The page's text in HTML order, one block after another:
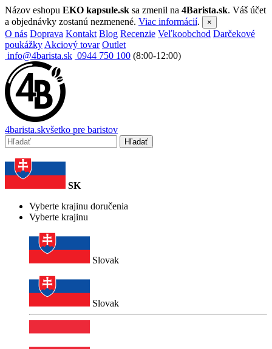
Názov eshopu EKO kapsule.sk sa zmenil na 4Barista.sk. Váš účet
a objednávky zostanú nezmenené. Viac informácií. ×
O nás Doprava Kontakt Blog Recenzie Veľkoobchod Darčekové
poukážky Akciový tovar Outlet
info@4barista.sk 0944 750 100 (8:00-12:00)
4barista.skvšetko pre baristov
Hľadať
SK
Vyberte krajinu doručenia
Vyberte krajinu
Slovak
Slovak